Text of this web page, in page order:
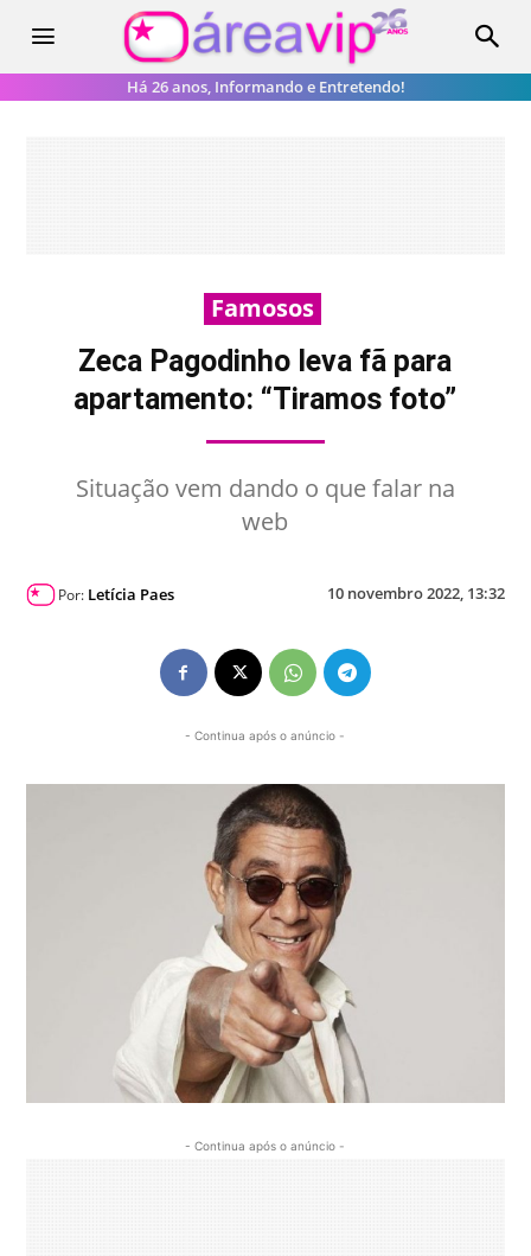
Há 26 anos, Informando e Entretendo!
Famosos
Zeca Pagodinho leva fã para
apartamento: “Tiramos foto”
Situação vem dando o que falar na
web
Por: Letícia Paes 10 novembro 2022, 13:32
- Continua após o anúncio -
- Continua após o anúncio -